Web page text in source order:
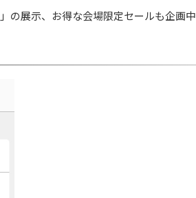
」の展示、お得な会場限定セールも企画